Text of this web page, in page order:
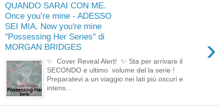
QUANDO SARAI CON ME.
Once you’re mine - ADESSO
SEI MIA. Now you're mine
"Possessing Her Series" di
MORGAN BRIDGES
›
✨ Cover Reveal Alert! ✨ Sta per arrivare il
SECONDO e ultimo volume del la serie !
Preparatevi a un viaggio nei lati più oscuri e
intens...